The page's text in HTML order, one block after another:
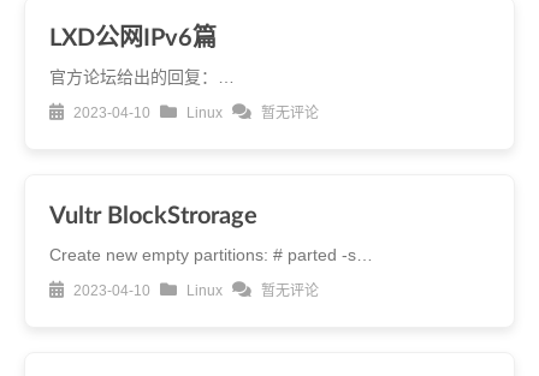
LXD公网IPv6篇
官方论坛给出的回复：…
2023-04-10 Linux 暂无评论
Vultr BlockStrorage
Create new empty partitions: # parted -s…
2023-04-10 Linux 暂无评论